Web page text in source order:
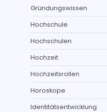
Gründungswissen
Hochschule
Hochschulen
Hochzeit
Hochzeitsrollen
Horoskope
Identitätsentwicklung